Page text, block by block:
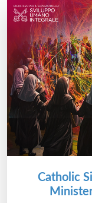
Catholic